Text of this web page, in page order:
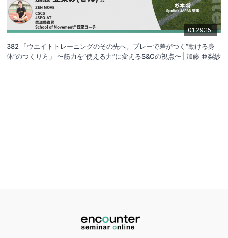
01:29:15
382 「ウエイトトレーニングのその先へ。プレーで差がつく“動ける身
体”のつくり方」 〜筋力を“使える力”に変えるS&Cの視点〜 | 加藤 亜梨紗